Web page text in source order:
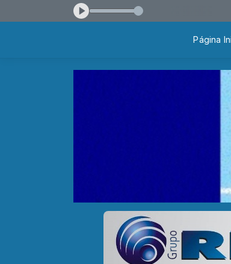
Paulo das 13:00 às 15:00
Página